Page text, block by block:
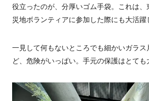
役立ったのが、分厚いゴム手袋。これは、
災地ボランティアに参加した際にも大活躍
一見して何もないところでも細かいガラス
ど、危険がいっぱい。手元の保護はとても